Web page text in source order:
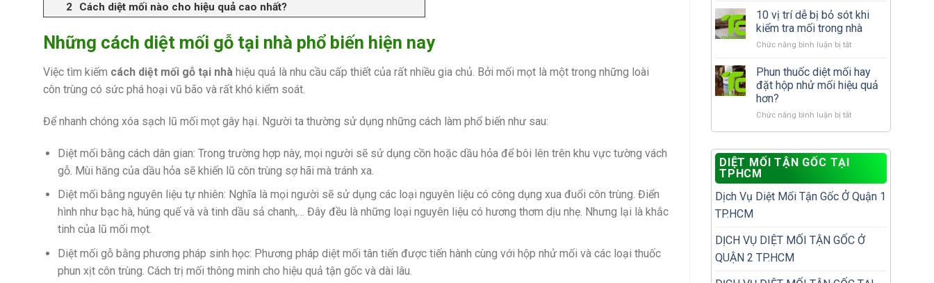
Cách diệt mối nào cho hiệu quả cao nhất?
Những cách diệt mối gỗ tại nhà phổ biến hiện nay
Việc tìm kiếm cách diệt mối gỗ tại nhà hiệu quả là nhu cầu cấp thiết của rất nhiều gia chủ. Bởi mối mọt là một trong những loài
côn trùng có sức phá hoại vũ bão và rất khó kiểm soát.
Để nhanh chóng xóa sạch lũ mối mọt gây hại. Người ta thường sử dụng những cách làm phổ biến như sau:
Diệt mối bằng cách dân gian: Trong trường hợp này, mọi người sẽ sử dụng cồn hoặc dầu hỏa để bôi lên trên khu vực tường vách
gỗ. Mùi hăng của dầu hỏa sẽ khiến lũ côn trùng sợ hãi mà tránh xa.
Diệt mối bằng nguyên liệu tự nhiên: Nghĩa là mọi người sẽ sử dụng các loại nguyên liệu có công dụng xua đuổi côn trùng. Điển
hình như bạc hà, húng quế và và tinh dầu sả chanh,… Đây đều là những loại nguyên liệu có hương thơm dịu nhẹ. Nhưng lại là khắc
tinh của lũ mối mọt.
Diệt mối gỗ bằng phương pháp sinh học: Phương pháp diệt mối tân tiến được tiến hành cùng với hộp nhử mối và các loại thuốc
phun xịt côn trùng. Cách trị mối thông minh cho hiệu quả tận gốc và dài lâu.
tổ
mối?
để
tránh
tái
phát?
xử
lý
mối
tái
để
không
phải
đi
nhiều
10 vị trí dễ bị bỏ sót khi
kiểm tra mối trong nhà
Chức năng bình luận bị tắtở
vị
trí
dễ
bỏ
kiểm
trong
nhà
Phun thuốc diệt mối hay
đặt hộp nhử mối hiệu quả
hơn?
Chức năng bình luận bị tắtở
diệt
đặt
hộp
hiệu
quả
DIỆT MỐI TẬN GỐC TẠI
TPHCM
Dịch Vụ Diệt Mối Tận Gốc Ở Quận 1
TP.HCM
DỊCH VỤ DIỆT MỐI TẬN GỐC Ở
QUẬN 2 TP.HCM